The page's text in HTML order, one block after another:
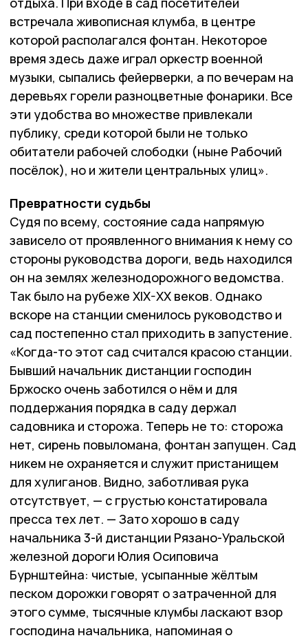
встречала живописная клумба, в центре
которой располагался фонтан. Некоторое
время здесь даже играл оркестр военной
музыки, сыпались фейерверки, а по вечерам на
деревьях горели разноцветные фонарики. Все
эти удобства во множестве привлекали
публику, среди которой были не только
обитатели рабочей слободки (ныне Рабочий
посёлок), но и жители центральных улиц».
Превратности судьбы
Судя по всему, состояние сада напрямую
зависело от проявленного внимания к нему со
стороны руководства дороги, ведь находился
он на землях железнодорожного ведомства.
Так было на рубеже XIX-XX веков. Однако
вскоре на станции сменилось руководство и
сад постепенно стал приходить в запустение.
«Когда-то этот сад считался красою станции.
Бывший начальник дистанции господин
Бржоско очень заботился о нём и для
поддержания порядка в саду держал
садовника и сторожа. Теперь не то: сторожа
нет, сирень повыломана, фонтан запущен. Сад
никем не охраняется и служит пристанищем
для хулиганов. Видно, заботливая рука
отсутствует, — с грустью констатировала
пресса тех лет. — Зато хорошо в саду
начальника 3-й дистанции Рязано-Уральской
железной дороги Юлия Осиповича
Бурнштейна: чистые, усыпанные жёлтым
песком дорожки говорят о затраченной для
этого сумме, тысячные клумбы ласкают взор
господина начальника, напоминая о